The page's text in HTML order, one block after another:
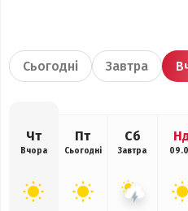
Сьогодні Завтра
Чт
Вчора
Пт
Сьогодні
Сб
Завтра